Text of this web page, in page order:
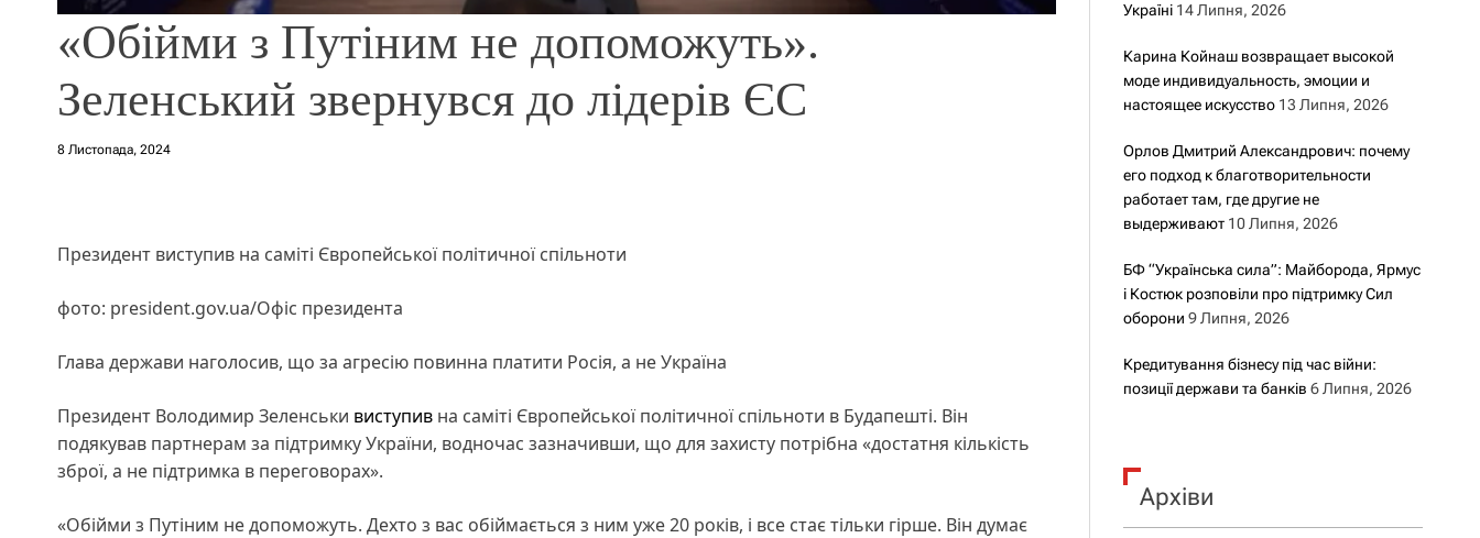
«Обійми з Путіним не допоможуть».
Зеленський звернувся до лідерів ЄС
8 Листопада, 2024
Президент виступив на саміті Європейської політичної спільноти
фото: president.gov.ua/Офіс президента
Глава держави наголосив, що за агресію повинна платити Росія, а не Україна
Президент Володимир Зеленськи виступив на саміті Європейської політичної спільноти в Будапешті. Він
подякував партнерам за підтримку України, водночас зазначивши, що для захисту потрібна «достатня кількість
зброї, а не підтримка в переговорах».
«Обійми з Путіним не допоможуть. Дехто з вас обіймається з ним уже 20 років, і все стає тільки гірше. Він думає
Україні 14 Липня, 2026
Карина Койнаш возвращает высокой
моде индивидуальность, эмоции и
настоящее искусство 13 Липня, 2026
Орлов Дмитрий Александрович: почему
его подход к благотворительности
работает там, где другие не
выдерживают 10 Липня, 2026
БФ “Українська сила”: Майборода, Ярмус
і Костюк розповіли про підтримку Сил
оборони 9 Липня, 2026
Кредитування бізнесу під час війни:
позиції держави та банків 6 Липня, 2026
Архіви